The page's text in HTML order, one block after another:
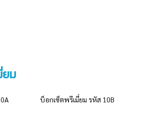
ยม
บ็อกเซ็ตพรีเมี่ยม รหัส 10B